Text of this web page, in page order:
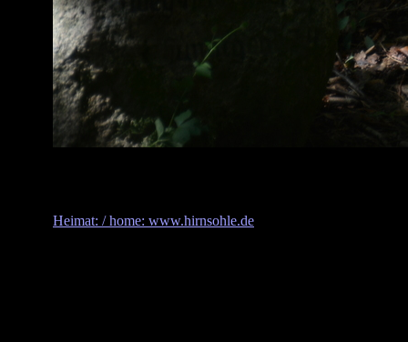
Heimat: / home: www.hirnsohle.de